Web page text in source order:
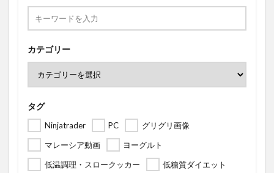
カテゴリー
タグ
Ninjatrader PC
グリグリ画像
マレーシア動画
ヨーグルト
低温調理・スロークッカー
低糖質ダイエット